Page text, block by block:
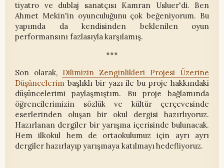
tiyatro ve dublaj sanatçısı Kamran Usluer'di. Ben
Ahmet Mekin'in oyunculuğunu çok beğeniyorum. Bu
yapımda da kendisinden beklenilen oyun
performansını fazlasıyla karşılamış.
***
Son olarak, Dilimizin Zenginlikleri Projesi Üzerine
Düşüncelerim başlıklı bir yazı ile bu proje hakkındaki
düşüncelerimi paylaşmıştım. Bu proje bağlamında
öğrencilerimizin sözlük ve kültür çerçevesinde
eserlerinden oluşan bir okul dergisi hazırlıyoruz.
Hazırlanan dergiler bir yarışma içerisinde bulunacak.
Hem ilkokul hem de ortaokulumuz için ayrı ayrı
dergiler hazırlayıp yarışmaya katılmayı hedefliyoruz.